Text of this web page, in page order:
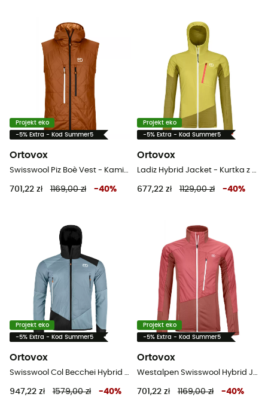
Projekt eko
-5% Extra - Kod Summer5
Ortovox
701,22 zł 1169,00 zł -40%
Projekt eko
-5% Extra - Kod Summer5
Ortovox
677,22 zł 1129,00 zł -40%
Projekt eko
-5% Extra - Kod Summer5
Ortovox
947,22 zł 1579,00 zł -40%
Projekt eko
-5% Extra - Kod Summer5
Ortovox
701,22 zł 1169,00 zł -40%